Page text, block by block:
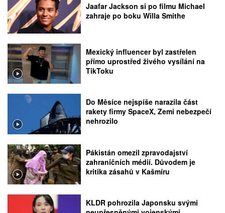
Jaafar Jackson si po filmu Michael
zahraje po boku Willa Smithe
Mexický influencer byl zastřelen
přímo uprostřed živého vysílání na
TikToku
Do Měsíce nejspíše narazila část
rakety firmy SpaceX, Zemi nebezpečí
nehrozilo
Pákistán omezil zpravodajství
zahraničních médií. Důvodem je
kritika zásahů v Kašmíru
KLDR pohrozila Japonsku svými